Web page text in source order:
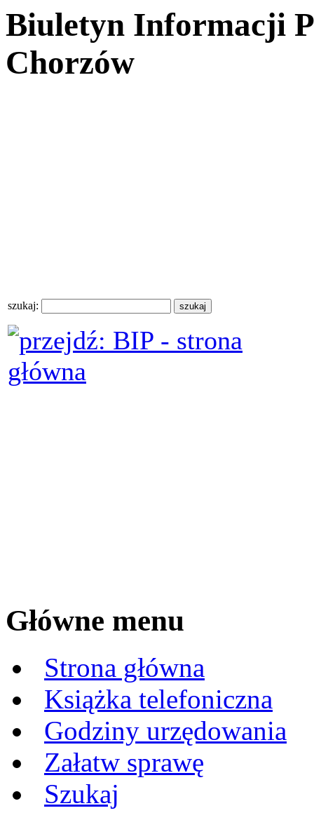
Biuletyn Informacji
Chorzów
szukaj:
Główne menu
Strona główna
Książka telefoniczna
Godziny urzędowania
Załatw sprawę
Szukaj